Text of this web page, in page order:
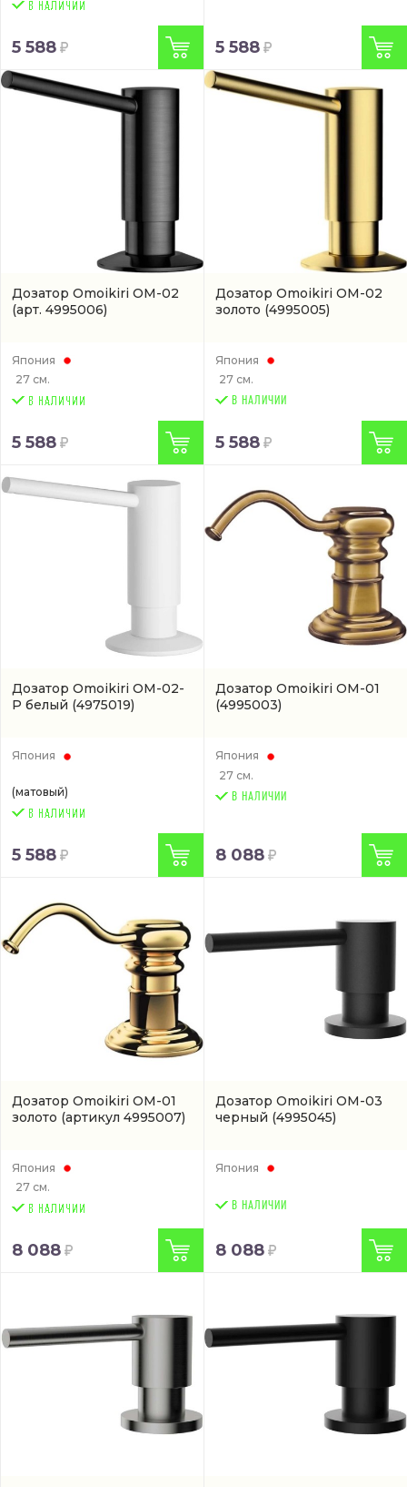
5 588 5 588
Дозатор Omoikiri OM-02
(арт. 4995006)
Япония
27 см.
5 588
Дозатор Omoikiri OM-02
золото (4995005)
Япония
27 см.
В НАЛИЧИИ
5 588
Дозатор Omoikiri ОМ-02-
P белый (4975019)
Япония
(матовый)
5 588
Дозатор Omoikiri OM-01
(4995003)
Япония
27 см.
В НАЛИЧИИ
8 088
Дозатор Omoikiri OM-01
золото (артикул 4995007)
Япония
27 см.
8 088
Дозатор Omoikiri OM-03
черный (4995045)
Япония
В НАЛИЧИИ
8 088